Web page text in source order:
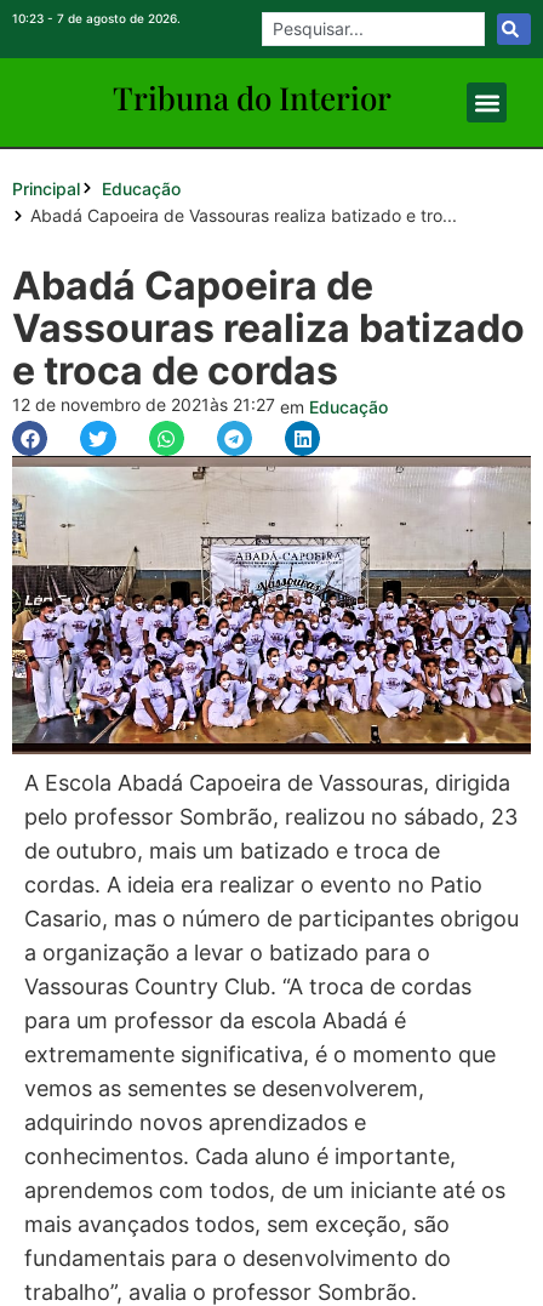
10:23 - 7 de agosto de 2026.
Tribuna do Interior
Principal
Educação
Abadá Capoeira de Vassouras realiza batizado e tro...
Abadá Capoeira de
Vassouras realiza batizado
e troca de cordas
12 de novembro de 2021às 21:27 em Educação
A Escola Abadá Capoeira de Vassouras, dirigida
pelo professor Sombrão, realizou no sábado, 23
de outubro, mais um batizado e troca de
cordas. A ideia era realizar o evento no Patio
Casario, mas o número de participantes obrigou
a organização a levar o batizado para o
Vassouras Country Club. “A troca de cordas
para um professor da escola Abadá é
extremamente significativa, é o momento que
vemos as sementes se desenvolverem,
adquirindo novos aprendizados e
conhecimentos. Cada aluno é importante,
aprendemos com todos, de um iniciante até os
mais avançados todos, sem exceção, são
fundamentais para o desenvolvimento do
trabalho”, avalia o professor Sombrão.